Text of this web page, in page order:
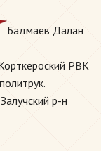
Бадмаев Далан
РВК
р-н